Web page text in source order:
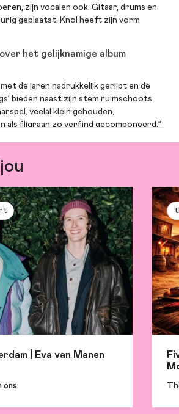
zijn vocalen ook. Gitaar, drums en
geplaatst. Knol heeft zijn vorm
het gelijknamige album
met de jaren nadrukkelijk gerijpt en de
bieden naast zijn stem ruimschoots
veelal klein gehouden,
als filigraan zo verfijnd gecomponeerd.”
| Eva van Manen
ons